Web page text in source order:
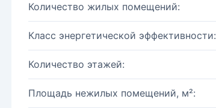
Количество жилых помещений:
Класс энергетической эффективности:
Количество этажей:
Площадь нежилых помещений, м²: